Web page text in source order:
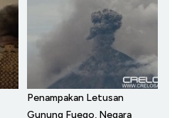
Penampakan Letusan
Gunung Fuego, Negara